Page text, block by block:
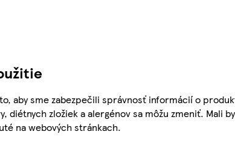
aby sme zabezpečili správnosť informácií o
diétnych zložiek a alergénov sa môžu zmeniť.
na webových stránkach.